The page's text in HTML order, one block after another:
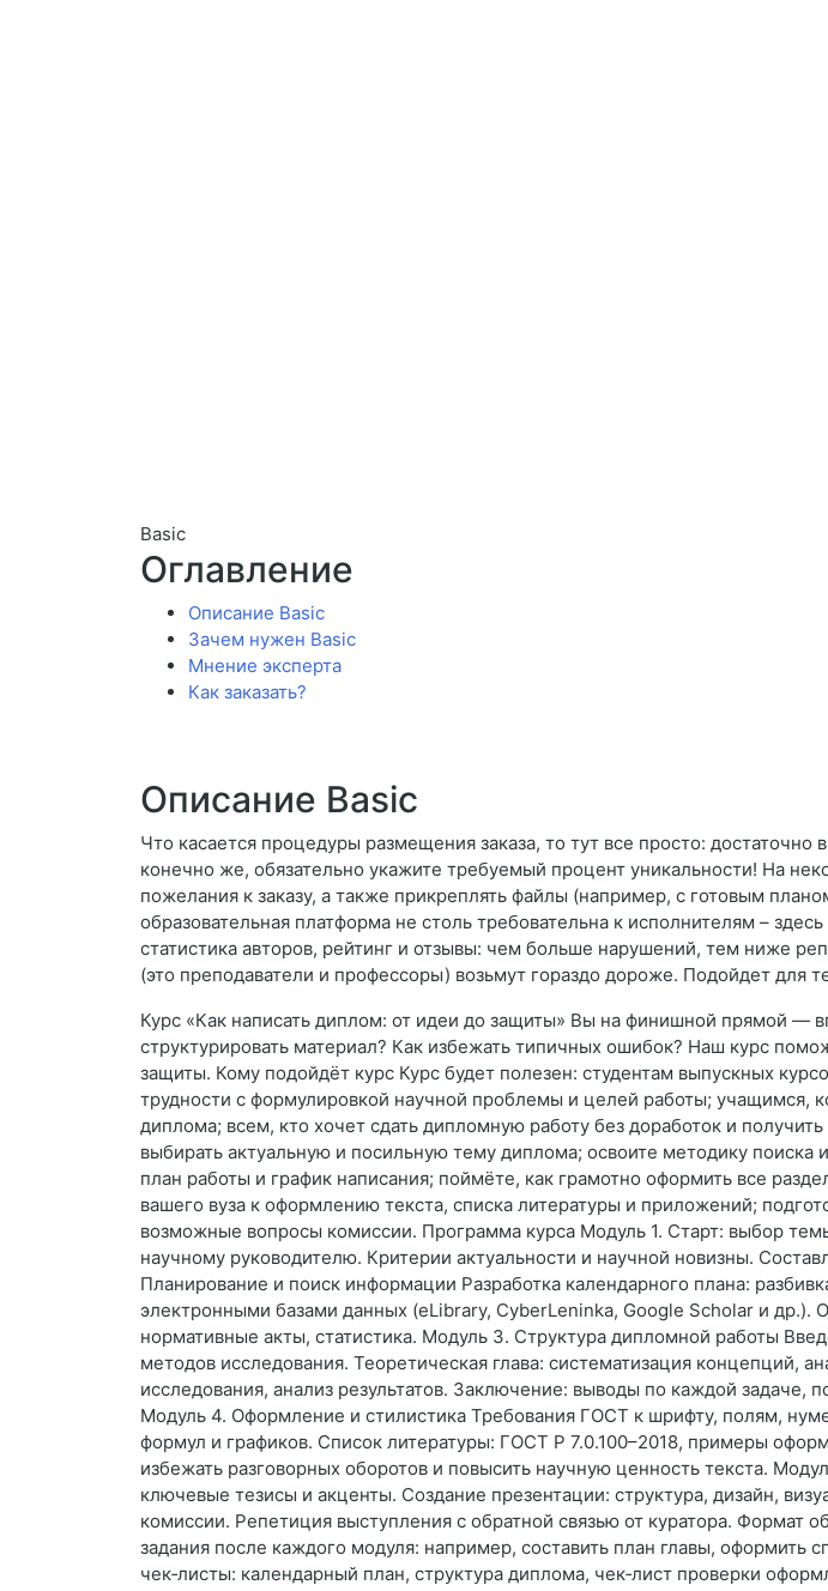
Basic
Оглавление
Описание Basic
Зачем нужен Basic
Мнение эксперта
Как заказать?
Описание Basic
Что касается процедуры размещения заказа, то тут все просто: достаточно
конечно же, обязательно укажите требуемый процент уникальности! На
пожелания к заказу, а также прикреплять файлы (например, с готовым
образовательная платформа не столь требовательна к исполнителям –
статистика авторов, рейтинг и отзывы: чем больше нарушений, тем ниже
(это преподаватели и профессоры) возьмут гораздо дороже. Подойдет для
Курс «Как написать диплом: от идеи до защиты» Вы на финишной прямой —
структурировать материал? Как избежать типичных ошибок? Наш курс
защиты. Кому подойдёт курс Курс будет полезен: студентам выпускных
трудности с формулировкой научной проблемы и целей работы; учащимся,
диплома; всем, кто хочет сдать дипломную работу без доработок и
выбирать актуальную и посильную тему диплома; освоите методику
план работы и график написания; поймёте, как грамотно оформить все
вашего вуза к оформлению текста, списка литературы и приложений;
возможные вопросы комиссии. Программа курса Модуль 1. Старт: выбор
научному руководителю. Критерии актуальности и научной новизны.
Планирование и поиск информации Разработка календарного плана:
электронными базами данных (eLibrary, CyberLeninka, Google Scholar и др.).
нормативные акты, статистика. Модуль 3. Структура дипломной работы
методов исследования. Теоретическая глава: систематизация концепций,
исследования, анализ результатов. Заключение: выводы по каждой
Модуль 4. Оформление и стилистика Требования ГОСТ к шрифту, полям,
формул и графиков. Список литературы: ГОСТ Р 7.0.100–2018, примеры
избежать разговорных оборотов и повысить научную ценность текста.
ключевые тезисы и акценты. Создание презентации: структура, дизайн,
комиссии. Репетиция выступления с обратной связью от куратора.
задания после каждого модуля: например, составить план главы,
чек‑листы: календарный план, структура диплома, чек‑лист проверки